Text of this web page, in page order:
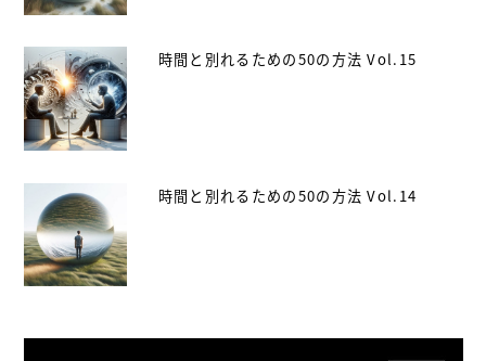
時間と別れるための50の方法 Vol.15
時間と別れるための50の方法 Vol.14